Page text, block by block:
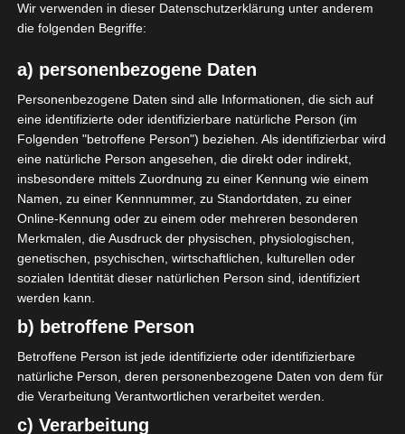
Maßnahmen umgesetzt, um einen möglichst
lückenlosen Schutz der über diese Internetseite
verarbeiteten personenbezogenen Daten
sicherzustellen. Dennoch können Internetbasierte
Datenübertragungen grundsätzlich Sicherheitslücken
aufweisen, sodass ein absoluter Schutz nicht
gewährleistet werden kann. Aus diesem Grund steht es
jeder betroffenen Person frei, personenbezogene Daten
auch auf alternativen Wegen, beispielsweise telefonisch,
an uns zu übermitteln.
Begriffsbestimmungen
Die Datenschutzerklärung beruht auf den
Begrifflichkeiten, die durch den Europäischen
Richtlinien- und Verordnungsgeber beim Erlass der
wurden. Unsere Datenschutzerklärung soll sowohl für
die Öffentlichkeit als auch für unsere Kunden und
Geschäftspartner einfach lesbar und verständlich sein.
Um dies zu gewährleisten, möchten wir vorab die
Wir verwenden in dieser Datenschutzerklärung unter anderem
die folgenden Begriffe:
a) personenbezogene Daten
Personenbezogene Daten sind alle Informationen, die sich auf
eine identifizierte oder identifizierbare natürliche Person (im
Folgenden "betroffene Person") beziehen. Als identifizierbar wird
eine natürliche Person angesehen, die direkt oder indirekt,
insbesondere mittels Zuordnung zu einer Kennung wie einem
Namen, zu einer Kennnummer, zu Standortdaten, zu einer
Online-Kennung oder zu einem oder mehreren besonderen
Merkmalen, die Ausdruck der physischen, physiologischen,
genetischen, psychischen, wirtschaftlichen, kulturellen oder
sozialen Identität dieser natürlichen Person sind, identifiziert
werden kann.
b) betroffene Person
Betroffene Person ist jede identifizierte oder identifizierbare
natürliche Person, deren personenbezogene Daten von dem für
die Verarbeitung Verantwortlichen verarbeitet werden.
c) Verarbeitung